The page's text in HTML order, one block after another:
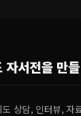
자서전을 만
상담, 인터뷰, 자